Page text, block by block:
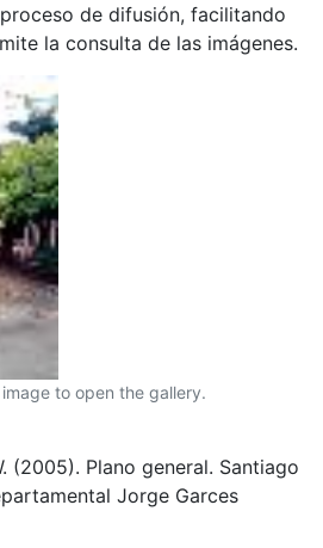
de difusión, facilitando
la consulta de las imágenes.
to open the gallery.
(2005). Plano general. Santiago
Jorge Garces